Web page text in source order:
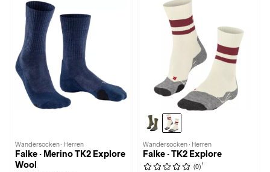
Wandersocken · Herren
Falke · Merino TK2 Explore
Wool
Wandersocken · Herren
Falke · TK2 Explore
(0) 1